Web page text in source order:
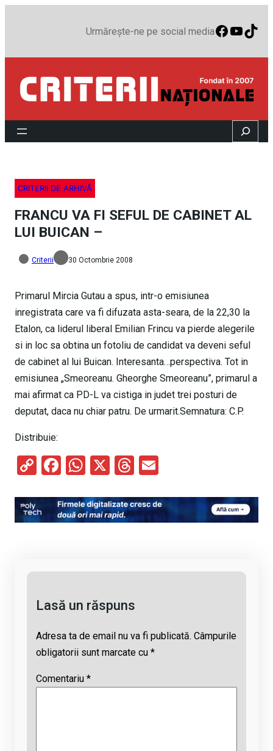
Urmărește-ne pe social media
Search
CRITERII DE ARHIVĂ
FRANCU VA FI SEFUL DE CABINET AL
LUI BUICAN –
Criterii 30 Octombrie 2008
Primarul Mircia Gutau a spus, intr-o emisiunea
inregistrata care va fi difuzata asta-seara, de la 22,30 la
Etalon, ca liderul liberal Emilian Frincu va pierde alegerile
si in loc sa obtina un fotoliu de candidat va deveni seful
de cabinet al lui Buican. Interesanta…perspectiva. Tot in
emisiunea „Smeoreanu. Gheorghe Smeoreanu”, primarul a
mai afirmat ca PD-L va cistiga in judet trei posturi de
deputat, daca nu chiar patru. De urmarit.Semnatura: C.P.
Distribuie:
C
py
Li
F
ce
b
W
at
s
X
T
e
a
ail
Lasă un răspuns
Adresa ta de email nu va fi publicată. Câmpurile
obligatorii sunt marcate cu *
Comentariu *